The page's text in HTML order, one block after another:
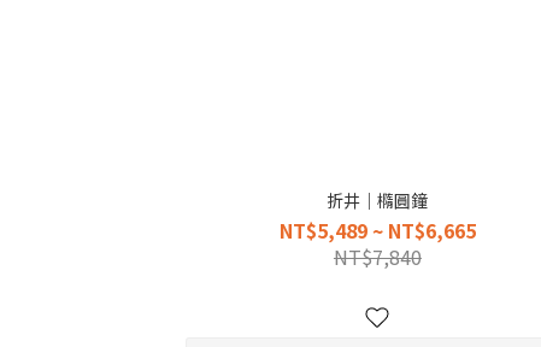
折井｜橢圓鐘
NT$5,489 ~ NT$6,665
NT$7,840